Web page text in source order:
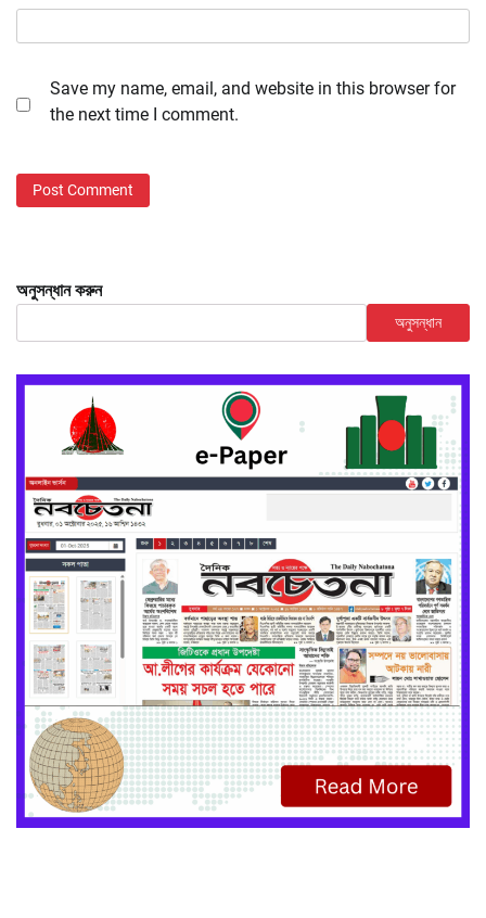
Save my name, email, and website in this browser for
the next time I comment.
অনুসন্ধান করুন
অনুসন্ধান